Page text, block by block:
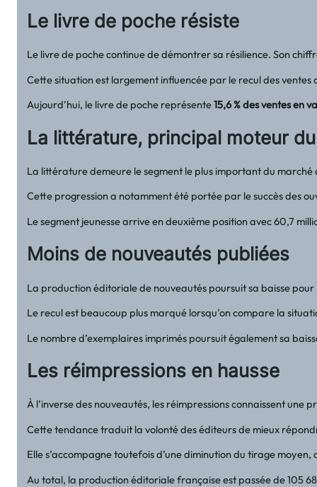
Le livre de poche résiste
Le livre de poche continue de démontrer sa résilience. Son
Cette situation est largement influencée par le recul des
Aujourd’hui, le livre de poche représente15,6 % des ventes en
La littérature, principal moteur
La littérature demeure le segment le plus important du marché
Cette progression a notamment été portée par le succès des
Le segment jeunesse arrive en deuxième position avec 60,7
Moins de nouveautés publiées
La production éditoriale de nouveautés poursuit sa baisse
Le recul est beaucoup plus marqué lorsqu’on compare la
Le nombre d’exemplaires imprimés poursuit également sa
Les réimpressions en hausse
À l’inverse des nouveautés, les réimpressions connaissent
Cette tendance traduit la volonté des éditeurs de mieux
Elle s’accompagne toutefois d’une diminution du tirage
Au total, la production éditoriale française est passée de 105